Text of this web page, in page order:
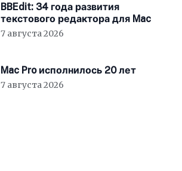
BBEdit: 34 года развития
текстового редактора для Mac
7 августа 2026
Mac Pro исполнилось 20 лет
7 августа 2026